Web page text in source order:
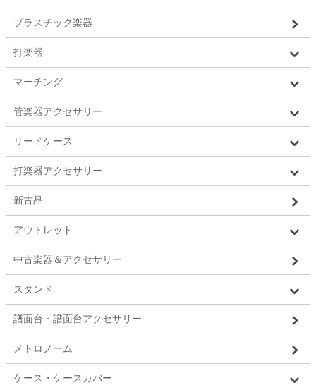
プラスチック楽器
打楽器
マーチング
管楽器アクセサリー
リードケース
打楽器アクセサリー
新古品
アウトレット
中古楽器＆アクセサリー
スタンド
譜面台・譜面台アクセサリー
メトロノーム
ケース・ケースカバー